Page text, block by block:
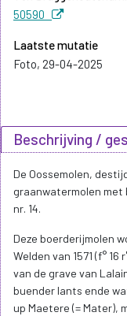
50590
Laatste mutatie
Foto, 29-04-2025
Beschrijving /
De Oossemolen,
graanwatermolen met
nr. 14.
Deze boerderijmolen
Welden van 1571 (f°
van de grave van
buender lants ende
up Maetere (= Mater),